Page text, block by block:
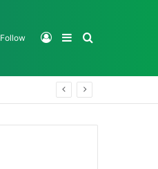
Follow Log InSidebarSearch for